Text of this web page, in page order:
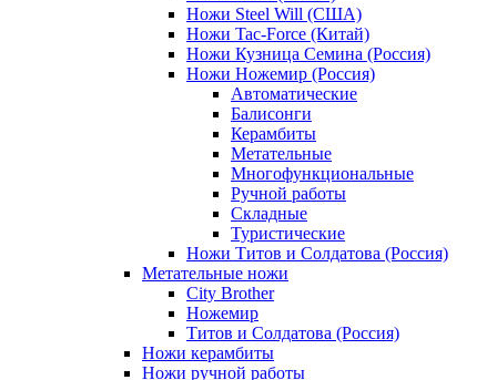
Ножи Steel Will (США)
Ножи Tac-Force (Китай)
Ножи Кузница Семина (Россия)
Ножи Ножемир (Россия)
Автоматические
Балисонги
Керамбиты
Метательные
Многофункциональные
Ручной работы
Складные
Туристические
Ножи Титов и Солдатова (Россия)
Метательные ножи
City Brother
Ножемир
Титов и Солдатова (Россия)
Ножи керамбиты
Ножи ручной работы